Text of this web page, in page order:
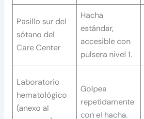
Pasillo sur del
sótano del
Care Center
Hacha
estándar,
accesible con
pulsera nivel 1.
Laboratorio
hematológico
(anexo al
Golpea
repetidamente
con el hacha.